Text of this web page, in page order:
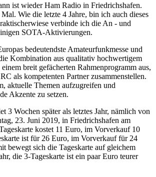
ist wieder Ham Radio in Friedrichshafen.
Wie die letzte 4 Jahre, bin ich auch dieses
verbinde ich die An - und
SOTA-Aktivierungen.
bedeutendste Amateurfunkmesse und
Kombination aus qualitativ hochwertigem
breit gefächerten Rahmenprogramm aus,
als kompetenten Partner zusammenstellen.
aktuelle Themen aufzugreifen und
Akzente zu setzen.
3 Wochen später als letztes Jahr, nämlich von
23. Juni 2019, in Friedrichshafen am
kostet 11 Euro, im Vorverkauf 10
ist für 26 Euro, im Vorverkauf für 24
bewegt sich die Tageskarte auf gleichem
die 3-Tageskarte ist ein paar Euro teurer